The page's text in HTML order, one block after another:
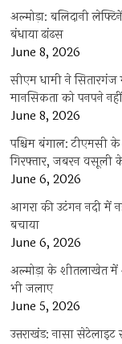
अल्मोड़ा: बलिदानी
बंधाया ढांढस
June 8, 2026
सीएम धामी ने
मानसिकता को पनपने
June 8, 2026
पश्चिम बंगाल: टीएमसी
गिरफ्तार, जबरन वसूली
June 6, 2026
आगरा की उटंगन नदी में
बचाया
June 6, 2026
अल्मोड़ा के शीतलाखेत
भी जलाए
June 5, 2026
उत्तराखंड: नासा